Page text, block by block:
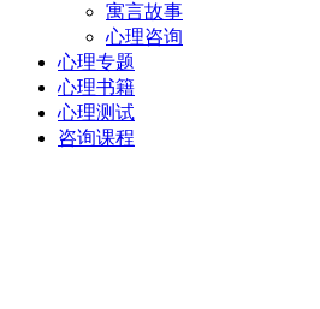
寓言故事
心理咨询
心理专题
心理书籍
心理测试
咨询课程